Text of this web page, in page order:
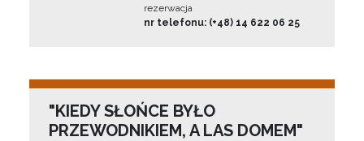
rezerwacja
nr telefonu: (+48) 14 622 06 25
"KIEDY SŁOŃCE BYŁO
PRZEWODNIKIEM, A LAS DOMEM"